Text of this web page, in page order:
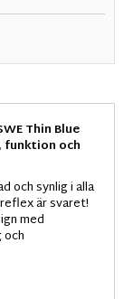
Thin Blue
funktion och
och synlig i alla
är svaret!
med